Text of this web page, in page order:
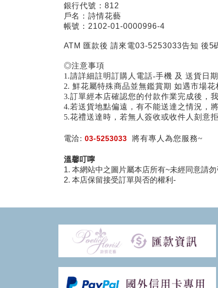
銀行代號：812
戶名：詩情花藝
帳號：2102-01-0000996-4
ATM 匯款後 請來電03-5253033告知 後
◎注意事項
1.請詳細註明訂購人電話-手機 及 送貨日
2. 鮮花屬特殊商品並無鑑賞期 如遇市場
3.訂單經本店確認您的付款作業完成後，
4.若送貨地點偏遠，有不能送達之情況，
5.花禮送達時，若無人簽收或收件人刻意
電洽:03-5253033 將有專人為您服務~
溫馨叮嚀
1. 本網站中之圖片屬本店所有~未經同意請勿
2. 本店保留接受訂單與否的權利-